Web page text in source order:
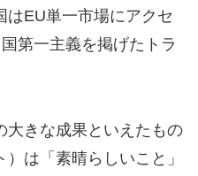
EU単一市場にアクセ
第一主義を掲げたトラ
大きな成果といえたもの
は「素晴らしいこと」